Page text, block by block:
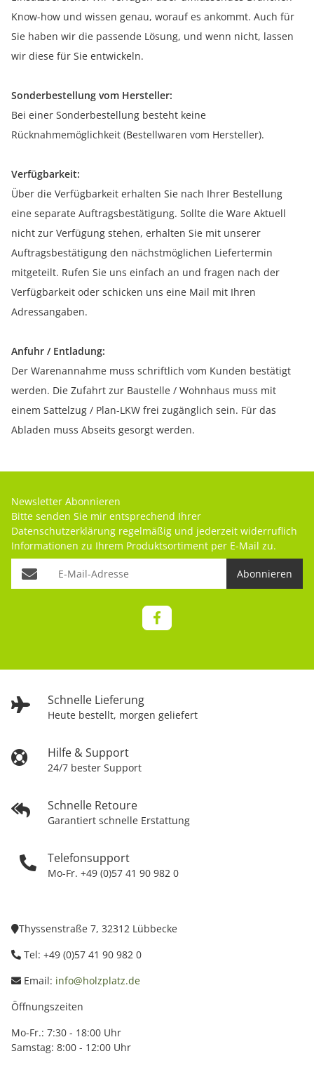
Know-how und wissen genau, worauf es ankommt. Auch für
Sie haben wir die passende Lösung, und wenn nicht, lassen
wir diese für Sie entwickeln.
Sonderbestellung vom Hersteller:
Bei einer Sonderbestellung besteht keine
Rücknahmemöglichkeit (Bestellwaren vom Hersteller).
Verfügbarkeit:
Über die Verfügbarkeit erhalten Sie nach Ihrer Bestellung
eine separate Auftragsbestätigung. Sollte die Ware Aktuell
nicht zur Verfügung stehen, erhalten Sie mit unserer
Auftragsbestätigung den nächstmöglichen Liefertermin
mitgeteilt. Rufen Sie uns einfach an und fragen nach der
Verfügbarkeit oder schicken uns eine Mail mit Ihren
Adressangaben.
Anfuhr / Entladung:
Der Warenannahme muss schriftlich vom Kunden bestätigt
werden. Die Zufahrt zur Baustelle / Wohnhaus muss mit
einem Sattelzug / Plan-LKW frei zugänglich sein. Für das
Abladen muss Abseits gesorgt werden.
Schnelle Lieferung
Heute bestellt, morgen geliefert
Hilfe & Support
24/7 bester Support
Schnelle Retoure
Garantiert schnelle Erstattung
Telefonsupport
Mo-Fr. +49 (0)57 41 90 982 0
Newsletter Abonnieren
Bitte senden Sie mir entsprechend Ihrer
Datenschutzerklärung regelmäßig und jederzeit widerruflich
Informationen zu Ihrem Produktsortiment per E-Mail zu.
Abonnieren
Thyssenstraße 7, 32312 Lübbecke
Tel: +49 (0)57 41 90 982 0
Email: info@holzplatz.de
Öffnungszeiten
Mo-Fr.: 7:30 - 18:00 Uhr
Samstag: 8:00 - 12:00 Uhr